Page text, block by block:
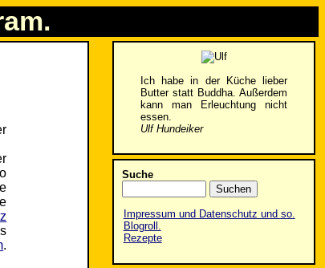
.
Ich habe in der Küche lieber
Butter statt Buddha. Außerdem
kann man Erleuchtung nicht
essen.
Ulf Hundeiker
Suche
Impressum und Datenschutz und so.
Blogroll.
Rezepte